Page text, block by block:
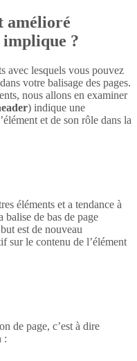
amélioré
?
avec lesquels vous pouvez
votre balisage des pages.
nous allons en examiner
) indique une
et de son rôle dans la
éléments et a tendance à
de bas de page
est de nouveau
sur le contenu de l’élément
de page, c’est à dire
: